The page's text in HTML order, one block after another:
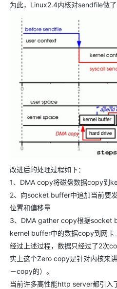
为此，Linux2.4内核对sendfile做
改进后的处理过程如下：
1、DMA copy将磁盘数据copy到
2、向socket buffer中追加当前要
位置和偏移量
3、DMA gather copy根据socket
kernel buffer中的数据copy到网卡
经过上述过程，数据只经过了2次
实上这个Zero copy是针对内核来
－copy的）。
当前许多高性能http server都引